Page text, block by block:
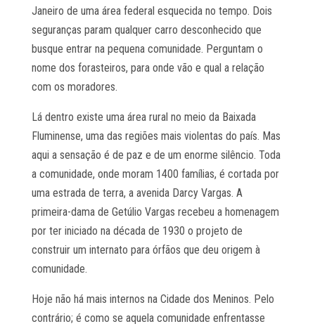
Janeiro de uma área federal esquecida no tempo. Dois
seguranças param qualquer carro desconhecido que
busque entrar na pequena comunidade. Perguntam o
nome dos forasteiros, para onde vão e qual a relação
com os moradores.
Lá dentro existe uma área rural no meio da Baixada
Fluminense, uma das regiões mais violentas do país. Mas
aqui a sensação é de paz e de um enorme silêncio. Toda
a comunidade, onde moram 1400 famílias, é cortada por
uma estrada de terra, a avenida Darcy Vargas. A
primeira-dama de Getúlio Vargas recebeu a homenagem
por ter iniciado na década de 1930 o projeto de
construir um internato para órfãos que deu origem à
comunidade.
Hoje não há mais internos na Cidade dos Meninos. Pelo
contrário; é como se aquela comunidade enfrentasse